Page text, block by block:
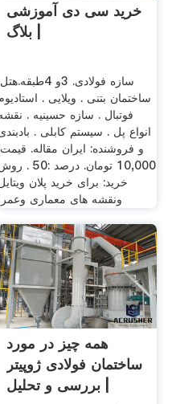
خرید سی دی آموزشی
| بلاگ
سازه فولادی. 3و
ساختمان بتنی . ویلایی .
فوتبال . سازه حسینیه .
انواع پل . سیستم کابلی .
و فروشنده: ایران مقاله.
10,000 تومان. درصد :50 .
خرید: برای خرید پلان
ونقشه های معماری
همه چیز در مورد
ساختمان فولادی ژوپیتر
| بررسی و تحلیل